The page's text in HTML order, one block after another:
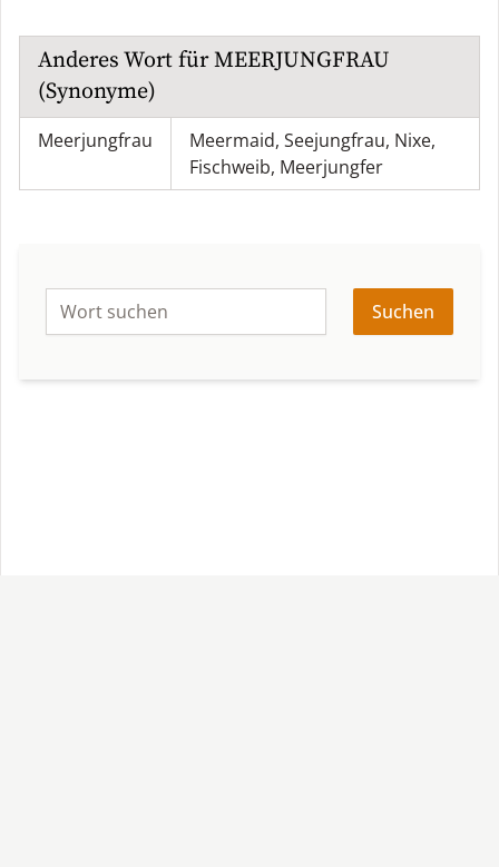
Anderes Wort fürMEERJUNGFRAU
(Synonyme)
Meerjungfrau Meermaid, Seejungfrau, Nixe,
Fischweib, Meerjungfer
Suchen